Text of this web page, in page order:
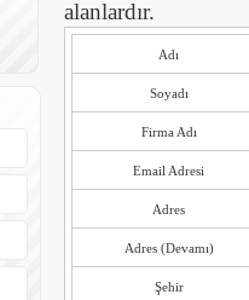
alanlardır.
Adı
Soyadı
Firma Adı
Email Adresi
Adres
Adres (Devamı)
Şehir